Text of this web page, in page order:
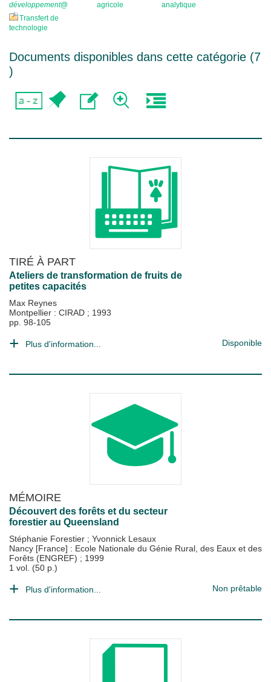
développement@
agricole
analytique
Transfert de
technologie
Documents disponibles dans cette catégorie (7
)
TIRÉ À PART
Ateliers de transformation de fruits de
petites capacités
Max Reynes
Montpellier : CIRAD ; 1993
pp. 98-105
Plus d'information... Disponible
MÉMOIRE
Découvert des forêts et du secteur
forestier au Queensland
Stéphanie Forestier ; Yvonnick Lesaux
Nancy [France] : Ecole Nationale du Génie Rural, des Eaux et des
Forêts (ENGREF) ; 1999
1 vol. (50 p.)
Plus d'information... Non prêtable